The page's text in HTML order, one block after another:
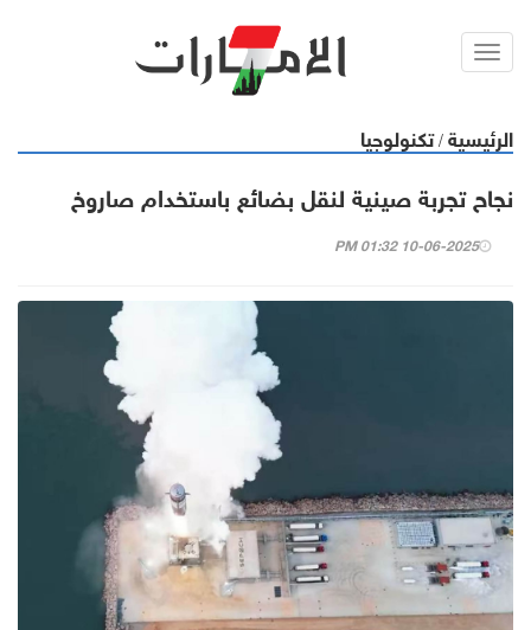
Toggl
الرئيسية /تكنولوجيا
نجاح تجربة صينية لنقل بضائع باستخدام صاروخ
10-06-2025 01:32 PM